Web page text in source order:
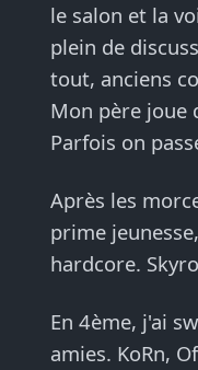
le salon et la
plein de
tout, anciens
Mon père joue
Parfois on
Après les
prime
hardcore.
En 4ème, j'ai
amies. KoRn,